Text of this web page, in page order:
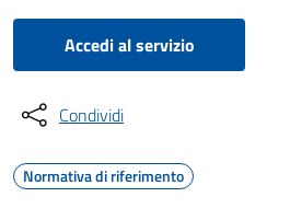
Accedi al servizio
Condividi
Normativa di riferimento